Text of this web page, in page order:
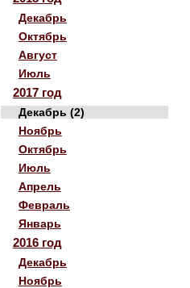
Декабрь
Октябрь
Август
Июль
2017 год
Декабрь (2)
Ноябрь
Октябрь
Июль
Апрель
Февраль
Январь
2016 год
Декабрь
Ноябрь